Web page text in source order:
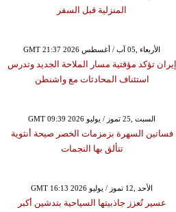
المنزلية قبل السفر
GMT 21:37 2026 الأربعاء ,05 آب / أغسطس
إيران تؤكد مؤقتية مسار الملاحة الجديد وتدرس
استئناف المحادثات مع واشنطن
GMT 09:39 2026 السبت ,25 تموز / يوليو
فساتين السهرة بزمزمات الخصر صيحة أنثوية
تتألق بها النجمات
GMT 16:13 2026 الأحد ,12 تموز / يوليو
عسير تُعزز جاذبيتها السياحية بتدشين أكبر